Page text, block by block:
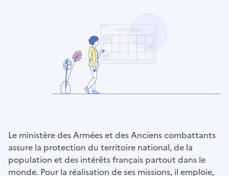
Le ministère des Armées et des Anciens combattants
assure la protection du territoire national, de la
population et des intérêts français partout dans le
monde. Pour la réalisation de ses missions, il emploie,